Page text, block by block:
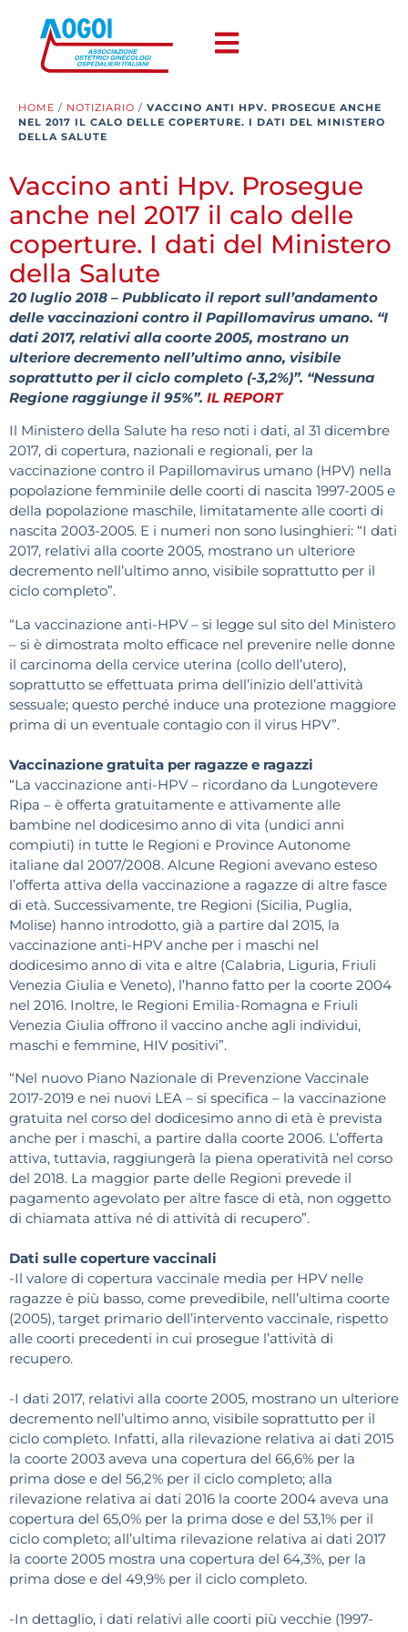
HOME / NOTIZIARIO / VACCINO ANTI HPV. PROSEGUE ANCHE
NEL 2017 IL CALO DELLE COPERTURE. I DATI DEL MINISTERO
DELLA SALUTE
Vaccino anti Hpv. Prosegue
anche nel 2017 il calo delle
coperture. I dati del Ministero
della Salute
20 luglio 2018 – Pubblicato il report sull’andamento
delle vaccinazioni contro il Papillomavirus umano. “I
dati 2017, relativi alla coorte 2005, mostrano un
ulteriore decremento nell’ultimo anno, visibile
soprattutto per il ciclo completo (-3,2%)”. “Nessuna
Regione raggiunge il 95%”. IL REPORT
Il Ministero della Salute ha reso noti i dati, al 31 dicembre
2017, di copertura, nazionali e regionali, per la
vaccinazione contro il Papillomavirus umano (HPV) nella
popolazione femminile delle coorti di nascita 1997-2005 e
della popolazione maschile, limitatamente alle coorti di
nascita 2003-2005. E i numeri non sono lusinghieri: “I dati
2017, relativi alla coorte 2005, mostrano un ulteriore
decremento nell’ultimo anno, visibile soprattutto per il
ciclo completo”.
“La vaccinazione anti-HPV – si legge sul sito del Ministero
– si è dimostrata molto efficace nel prevenire nelle donne
il carcinoma della cervice uterina (collo dell’utero),
soprattutto se effettuata prima dell’inizio dell’attività
sessuale; questo perché induce una protezione maggiore
prima di un eventuale contagio con il virus HPV”.
Vaccinazione gratuita per ragazze e ragazzi
“La vaccinazione anti-HPV – ricordano da Lungotevere
Ripa – è offerta gratuitamente e attivamente alle
bambine nel dodicesimo anno di vita (undici anni
compiuti) in tutte le Regioni e Province Autonome
italiane dal 2007/2008. Alcune Regioni avevano esteso
l’offerta attiva della vaccinazione a ragazze di altre fasce
di età. Successivamente, tre Regioni (Sicilia, Puglia,
Molise) hanno introdotto, già a partire dal 2015, la
vaccinazione anti-HPV anche per i maschi nel
dodicesimo anno di vita e altre (Calabria, Liguria, Friuli
Venezia Giulia e Veneto), l’hanno fatto per la coorte 2004
nel 2016. Inoltre, le Regioni Emilia-Romagna e Friuli
Venezia Giulia offrono il vaccino anche agli individui,
maschi e femmine, HIV positivi”.
“Nel nuovo Piano Nazionale di Prevenzione Vaccinale
2017-2019 e nei nuovi LEA – si specifica – la vaccinazione
gratuita nel corso del dodicesimo anno di età è prevista
anche per i maschi, a partire dalla coorte 2006. L’offerta
attiva, tuttavia, raggiungerà la piena operatività nel corso
del 2018. La maggior parte delle Regioni prevede il
pagamento agevolato per altre fasce di età, non oggetto
di chiamata attiva né di attività di recupero”.
Dati sulle coperture vaccinali
-Il valore di copertura vaccinale media per HPV nelle
ragazze è più basso, come prevedibile, nell’ultima coorte
(2005), target primario dell’intervento vaccinale, rispetto
alle coorti precedenti in cui prosegue l’attività di
recupero.
-I dati 2017, relativi alla coorte 2005, mostrano un ulteriore
decremento nell’ultimo anno, visibile soprattutto per il
ciclo completo. Infatti, alla rilevazione relativa ai dati 2015
la coorte 2003 aveva una copertura del 66,6% per la
prima dose e del 56,2% per il ciclo completo; alla
rilevazione relativa ai dati 2016 la coorte 2004 aveva una
copertura del 65,0% per la prima dose e del 53,1% per il
ciclo completo; all’ultima rilevazione relativa ai dati 2017
la coorte 2005 mostra una copertura del 64,3%, per la
prima dose e del 49,9% per il ciclo completo.
-In dettaglio, i dati relativi alle coorti più vecchie (1997-